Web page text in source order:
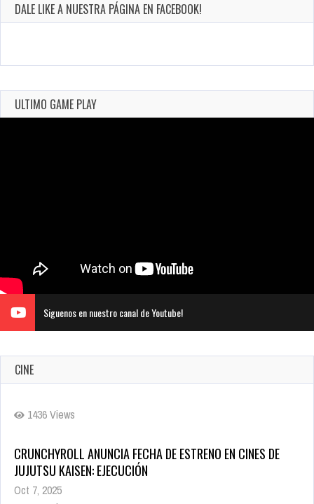
DALE LIKE A NUESTRA PÁGINA EN FACEBOOK!
ULTIMO GAME PLAY
Siguenos en nuestro canal de Youtube!
CINE
Oct 7, 2025
1757 Views